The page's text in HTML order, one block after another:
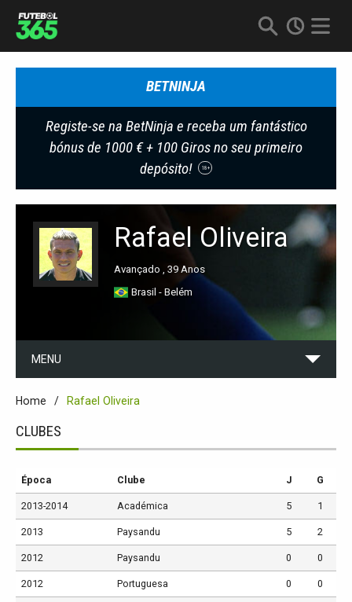
BETNINJA
Registe-se na BetNinja e receba um fantástico
bónus de 1000 € + 100 Giros no seu primeiro
depósito!
18+
Rafael Oliveira
Avançado , 39 Anos
Brasil - Belém
MENU
Home Rafael Oliveira
CLUBES
Época Clube J G
2013-2014 Académica 5 1
2013 Paysandu 5 2
2012 Paysandu 0 0
2012 Portuguesa 0 0